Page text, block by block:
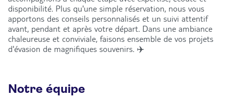
disponibilité. Plus qu'une simple réservation, nous vous
apportons des conseils personnalisés et un suivi attentif
avant, pendant et après votre départ. Dans une ambiance
chaleureuse et conviviale, faisons ensemble de vos projets
d'évasion de magnifiques souvenirs. ✈️
Notre équipe